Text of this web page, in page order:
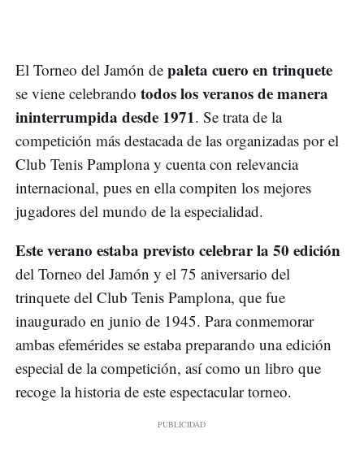
El Torneo del Jamón de paleta cuero en trinquete
se viene celebrando todos los veranos de manera
ininterrumpida desde 1971. Se trata de la
competición más destacada de las organizadas por el
Club Tenis Pamplona y cuenta con relevancia
internacional, pues en ella compiten los mejores
jugadores del mundo de la especialidad.
Este verano estaba previsto celebrar la 50 edición
del Torneo del Jamón y el 75 aniversario del
trinquete del Club Tenis Pamplona, que fue
inaugurado en junio de 1945. Para conmemorar
ambas efemérides se estaba preparando una edición
especial de la competición, así como un libro que
recoge la historia de este espectacular torneo.